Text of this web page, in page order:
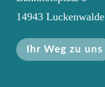
14943 Luckenwalde
Ihr Weg zu uns